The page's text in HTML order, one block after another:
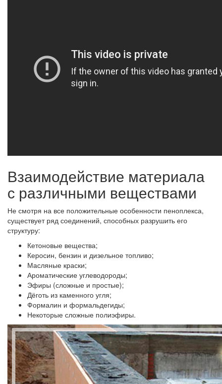
Взаимодействие материала
с различными веществами
Не смотря на все положительные особенности пеноплекса,
существует ряд соединений, способных разрушить его
структуру:
Кетоновые вещества;
Керосин, бензин и дизельное топливо;
Масляные краски;
Ароматические углеводороды;
Эфиры (сложные и простые);
Дёготь из каменного угля;
Формалин и формальдегиды;
Некоторые сложные полиэфиры.